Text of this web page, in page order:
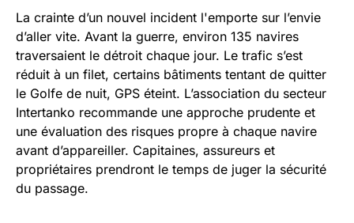
La crainte d’un nouvel incident l'emporte sur l’envie
d’aller vite. Avant la guerre, environ 135 navires
traversaient le détroit chaque jour. Le trafic s’est
réduit à un filet, certains bâtiments tentant de quitter
le Golfe de nuit, GPS éteint. L’association du secteur
Intertanko recommande une approche prudente et
une évaluation des risques propre à chaque navire
avant d’appareiller. Capitaines, assureurs et
propriétaires prendront le temps de juger la sécurité
du passage.